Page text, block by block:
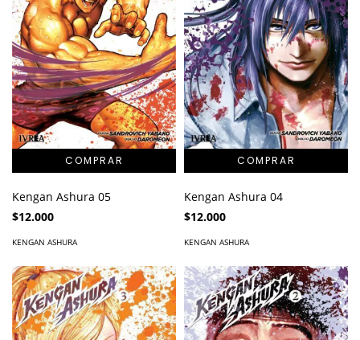
Kengan Ashura 05
$12.000
KENGAN ASHURA
Kengan Ashura 04
$12.000
KENGAN ASHURA